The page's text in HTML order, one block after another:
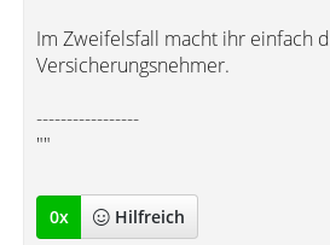
Im Zweifelsfall macht ihr einfach
Versicherungsnehmer.
-----------------
""
0x Hilfreich